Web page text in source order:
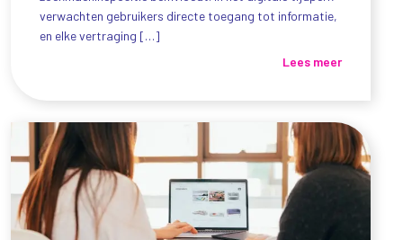
verwachten gebruikers directe toegang tot informatie,
en elke vertraging […]
Lees meer